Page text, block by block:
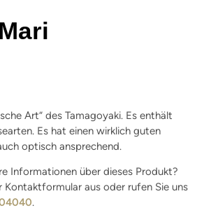
Art“ des Tamagoyaki. Es enthält
Es hat einen wirklich guten
optisch ansprechend.
Informationen über dieses Produkt?
Kontaktformular aus oder rufen Sie uns
.